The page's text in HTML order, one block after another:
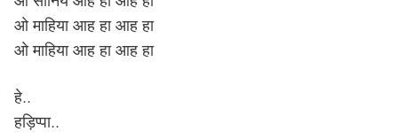
ओ माहिया आह हा आह हा
ओ माहिया आह हा आह हा
हे..
हड़िप्पा..